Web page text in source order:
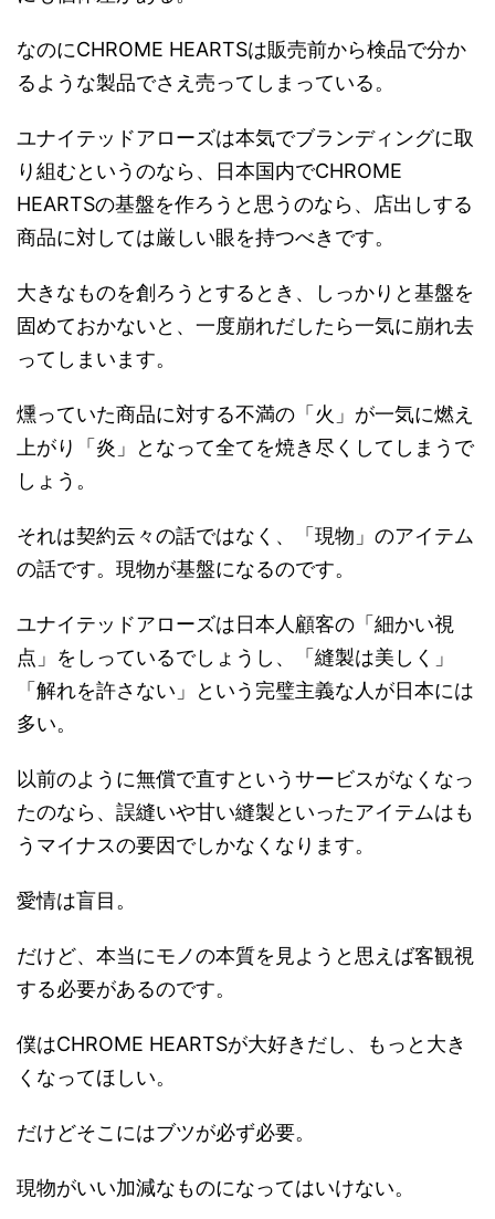
なのにCHROME HEARTSは販売前から検品で分か
るような製品でさえ売ってしまっている。
ユナイテッドアローズは本気でブランディングに取
り組むというのなら、日本国内でCHROME
HEARTSの基盤を作ろうと思うのなら、店出しする
商品に対しては厳しい眼を持つべきです。
大きなものを創ろうとするとき、しっかりと基盤を
固めておかないと、一度崩れだしたら一気に崩れ去
ってしまいます。
燻っていた商品に対する不満の「火」が一気に燃え
上がり「炎」となって全てを焼き尽くしてしまうで
しょう。
それは契約云々の話ではなく、「現物」のアイテム
の話です。現物が基盤になるのです。
ユナイテッドアローズは日本人顧客の「細かい視
点」をしっているでしょうし、「縫製は美しく」
「解れを許さない」という完璧主義な人が日本には
多い。
以前のように無償で直すというサービスがなくなっ
たのなら、誤縫いや甘い縫製といったアイテムはも
うマイナスの要因でしかなくなります。
愛情は盲目。
だけど、本当にモノの本質を見ようと思えば客観視
する必要があるのです。
僕はCHROME HEARTSが大好きだし、もっと大き
くなってほしい。
だけどそこにはブツが必ず必要。
現物がいい加減なものになってはいけない。